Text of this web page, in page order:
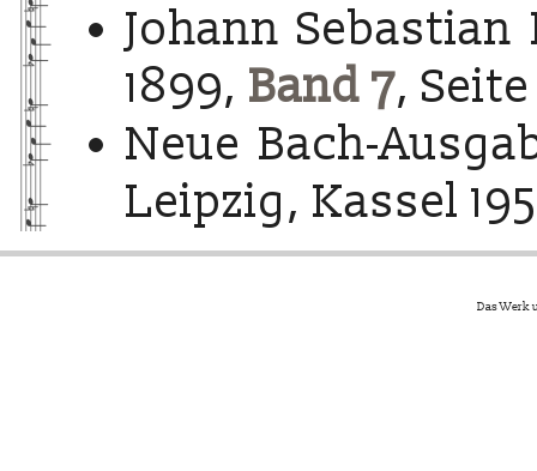
Johann Sebastian
1899, Band 7,
Neue Bach-
Leipzig, Kassel
Das Werk